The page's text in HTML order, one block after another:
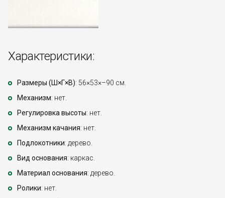
Характеристики:
Размеры (Ш×Г×В): 56×53×–90 см.
Механизм: нет.
Регулировка высоты: нет.
Механизм качания: нет.
Подлокотники: дерево.
Вид основания: каркас.
Материал основания: дерево.
Ролики: нет.